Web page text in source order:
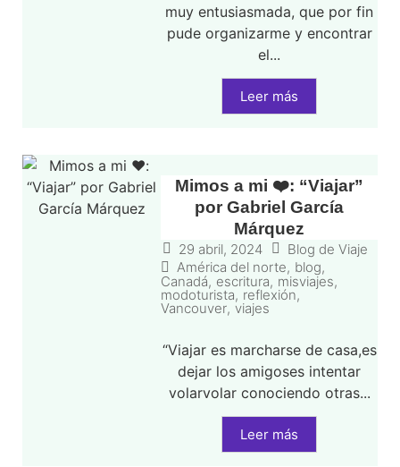
muy entusiasmada, que por fin
pude organizarme y encontrar
el...
Leer más
Mimos a mi ❤️: “Viajar”
por Gabriel García
Márquez
29 abril, 2024
Blog de Viaje
América del norte, blog,
Canadá, escritura, misviajes,
modoturista, reflexión,
Vancouver, viajes
“Viajar es marcharse de casa,es
dejar los amigoses intentar
volarvolar conociendo otras...
Leer más